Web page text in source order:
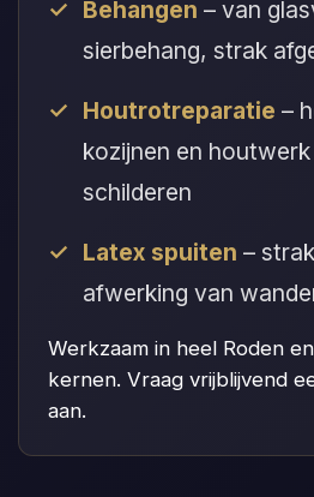
Behangen – van
sierbehang, strak
Houtrotreparatie –
kozijnen en
schilderen
Latex spuiten –
afwerking van
Werkzaam in heel Roden
kernen. Vraag vrijblijvend
aan.